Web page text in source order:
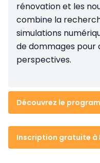
rénovation et les
combine la
simulations
de dommages pour
perspectives.
Découvrez le
Inscription gratuite à